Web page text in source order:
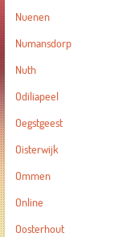
Nuenen
Numansdorp
Nuth
Odiliapeel
Oegstgeest
Oisterwijk
Ommen
Online
Oosterhout